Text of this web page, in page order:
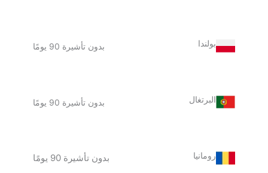
بولندا بدون تأشيرة 90 يومًا
البرتغال بدون تأشيرة 90 يومًا
رومانيا بدون تأشيرة 90 يومًا